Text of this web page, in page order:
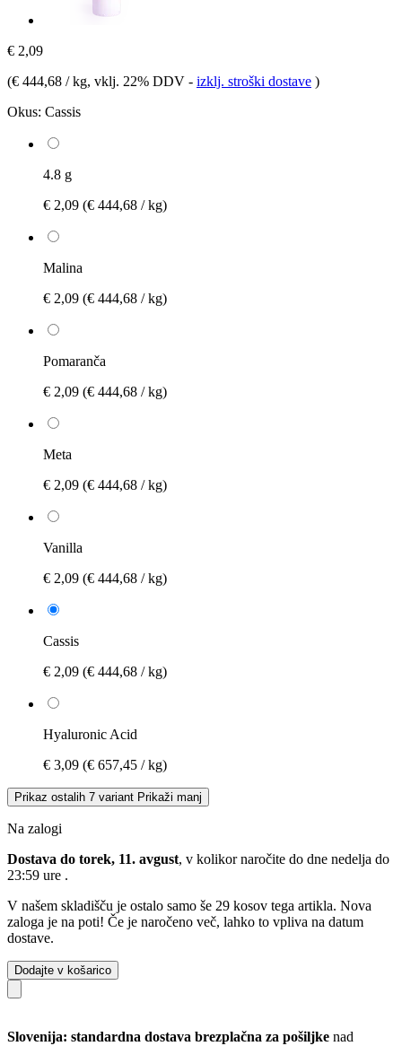
€ 2,09
(€ 444,68 / kg, vklj. 22% DDV - izklj. stroški dostave )
Okus: Cassis
4.8 g
€ 2,09 (€ 444,68 / kg)
Malina
€ 2,09 (€ 444,68 / kg)
Pomaranča
€ 2,09 (€ 444,68 / kg)
Meta
€ 2,09 (€ 444,68 / kg)
Vanilla
€ 2,09 (€ 444,68 / kg)
Cassis
€ 2,09 (€ 444,68 / kg)
Hyaluronic Acid
€ 3,09 (€ 657,45 / kg)
Prikaz ostalih 7 variant Prikaži manj
Na zalogi
Dostava do torek, 11. avgust, v kolikor naročite do dne nedelja do
23:59 ure .
V našem skladišču je ostalo samo še 29 kosov tega artikla. Nova
zaloga je na poti! Če je naročeno več, lahko to vpliva na datum
dostave.
Dodajte v košarico
Slovenija: standardna dostava brezplačna za pošiljke nad